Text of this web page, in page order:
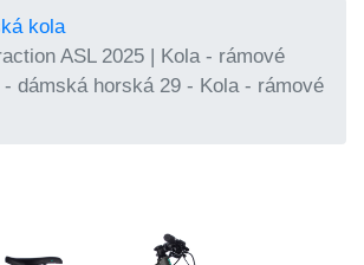
kola
ASL 2025 | Kola - rámové
dámská horská 29 - Kola - rámové